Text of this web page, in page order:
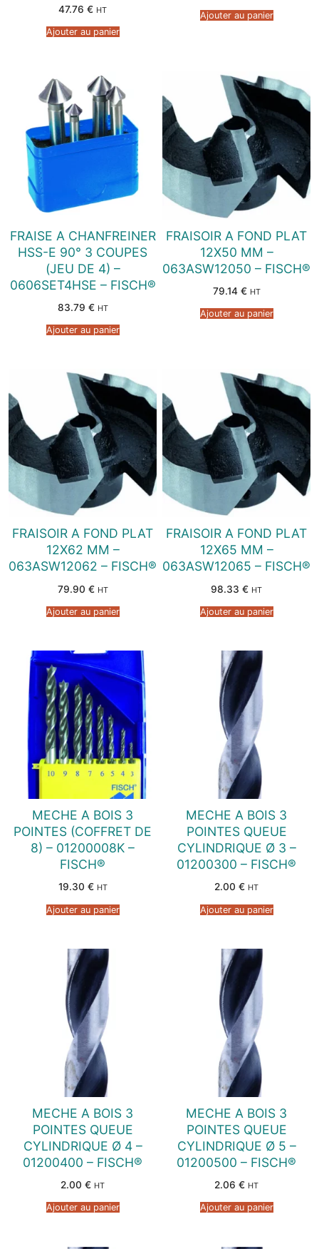
47.76 € HT
Ajouter au panier
Ajouter au panier
FRAISE A CHANFREINER
HSS-E 90° 3 COUPES
(JEU DE 4) –
0606SET4HSE – FISCH®
83.79 € HT
Ajouter au panier
FRAISOIR A FOND PLAT
12X50 MM –
063ASW12050 – FISCH®
79.14 € HT
Ajouter au panier
FRAISOIR A FOND PLAT
12X62 MM –
063ASW12062 – FISCH®
79.90 € HT
Ajouter au panier
FRAISOIR A FOND PLAT
12X65 MM –
063ASW12065 – FISCH®
98.33 € HT
Ajouter au panier
MECHE A BOIS 3
POINTES (COFFRET DE
8) – 01200008K –
FISCH®
19.30 € HT
Ajouter au panier
MECHE A BOIS 3
POINTES QUEUE
CYLINDRIQUE Ø 3 –
01200300 – FISCH®
2.00 € HT
Ajouter au panier
MECHE A BOIS 3
POINTES QUEUE
CYLINDRIQUE Ø 4 –
01200400 – FISCH®
2.00 € HT
Ajouter au panier
MECHE A BOIS 3
POINTES QUEUE
CYLINDRIQUE Ø 5 –
01200500 – FISCH®
2.06 € HT
Ajouter au panier